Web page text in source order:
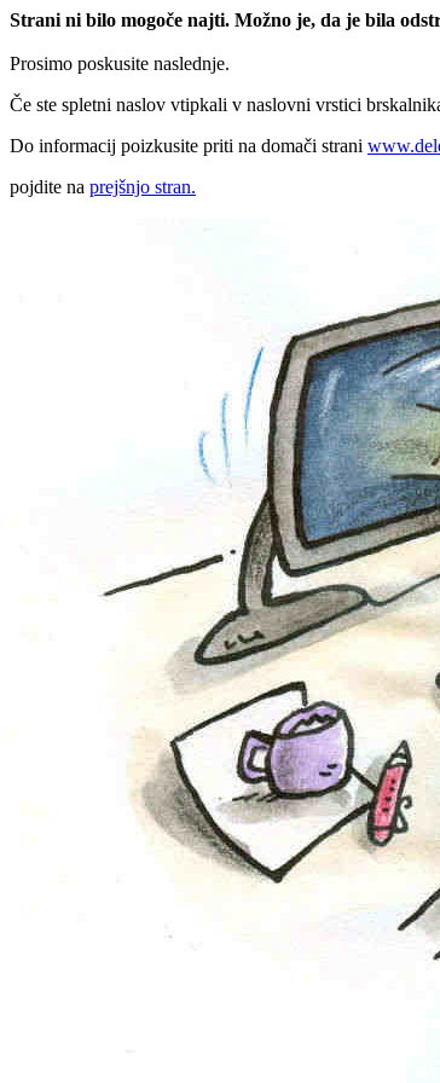
Strani ni bilo mogoče najti. Možno je, da je bila
Prosimo poskusite naslednje.
Če ste spletni naslov vtipkali v naslovni vrstici
Do informacij poizkusite priti na domači strani
pojdite na prejšnjo stran.